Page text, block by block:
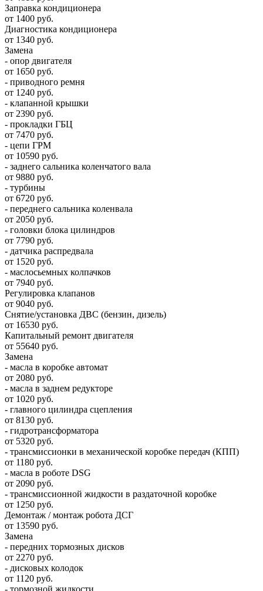
Заправка кондиционера
от 1400 руб.
Диагностика кондиционера
от 1340 руб.
Замена
- опор двигателя
от 1650 руб.
- приводного ремня
от 1240 руб.
- клапанной крышки
от 2390 руб.
- прокладки ГБЦ
от 7470 руб.
- цепи ГРМ
от 10590 руб.
- заднего сальника коленчатого вала
от 9880 руб.
- турбины
от 6720 руб.
- переднего сальника коленвала
от 2050 руб.
- головки блока цилиндров
от 7790 руб.
- датчика распредвала
от 1520 руб.
- маслосьемных колпачков
от 7940 руб.
Регулировка клапанов
от 9040 руб.
Снятие/установка ДВС (бензин, дизель)
от 16530 руб.
Капитальный ремонт двигателя
от 55640 руб.
Замена
- масла в коробке автомат
от 2080 руб.
- масла в заднем редукторе
от 1020 руб.
- главного цилиндра сцепления
от 8130 руб.
- гидротрансформатора
от 5320 руб.
- трансмиссионки в механической коробке передач (КПП)
от 1180 руб.
- масла в роботе DSG
от 2090 руб.
- трансмиссионной жидкости в раздаточной коробке
от 1250 руб.
Демонтаж / монтаж робота ДСГ
от 13590 руб.
Замена
- передних тормозных дисков
от 2270 руб.
- дисковых колодок
от 1120 руб.